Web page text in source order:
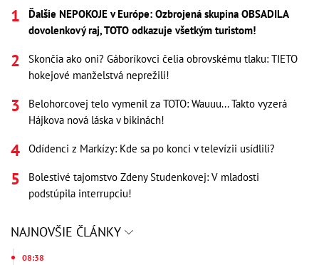
Ďalšie NEPOKOJE v Európe: Ozbrojená skupina OBSADILA
dovolenkový raj, TOTO odkazuje všetkým turistom!
Skončia ako oni? Gáboríkovci čelia obrovskému tlaku: TIETO
hokejové manželstvá neprežili!
Belohorcovej telo vymenil za TOTO: Wauuu... Takto vyzerá
Hájkova nová láska v bikinách!
Odídenci z Markízy: Kde sa po konci v televízii usídlili?
Bolestivé tajomstvo Zdeny Studenkovej: V mladosti
podstúpila interrupciu!
NAJNOVŠIE ČLÁNKY
08:38